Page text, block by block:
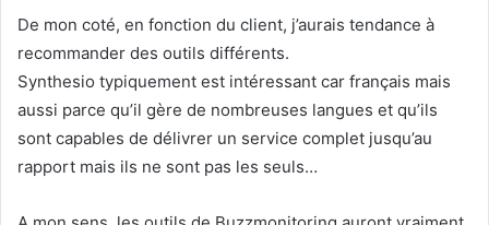
De mon coté, en fonction du client, j’aurais tendance à
recommander des outils différents.
Synthesio typiquement est intéressant car français mais
aussi parce qu’il gère de nombreuses langues et qu’ils
sont capables de délivrer un service complet jusqu’au
rapport mais ils ne sont pas les seuls…